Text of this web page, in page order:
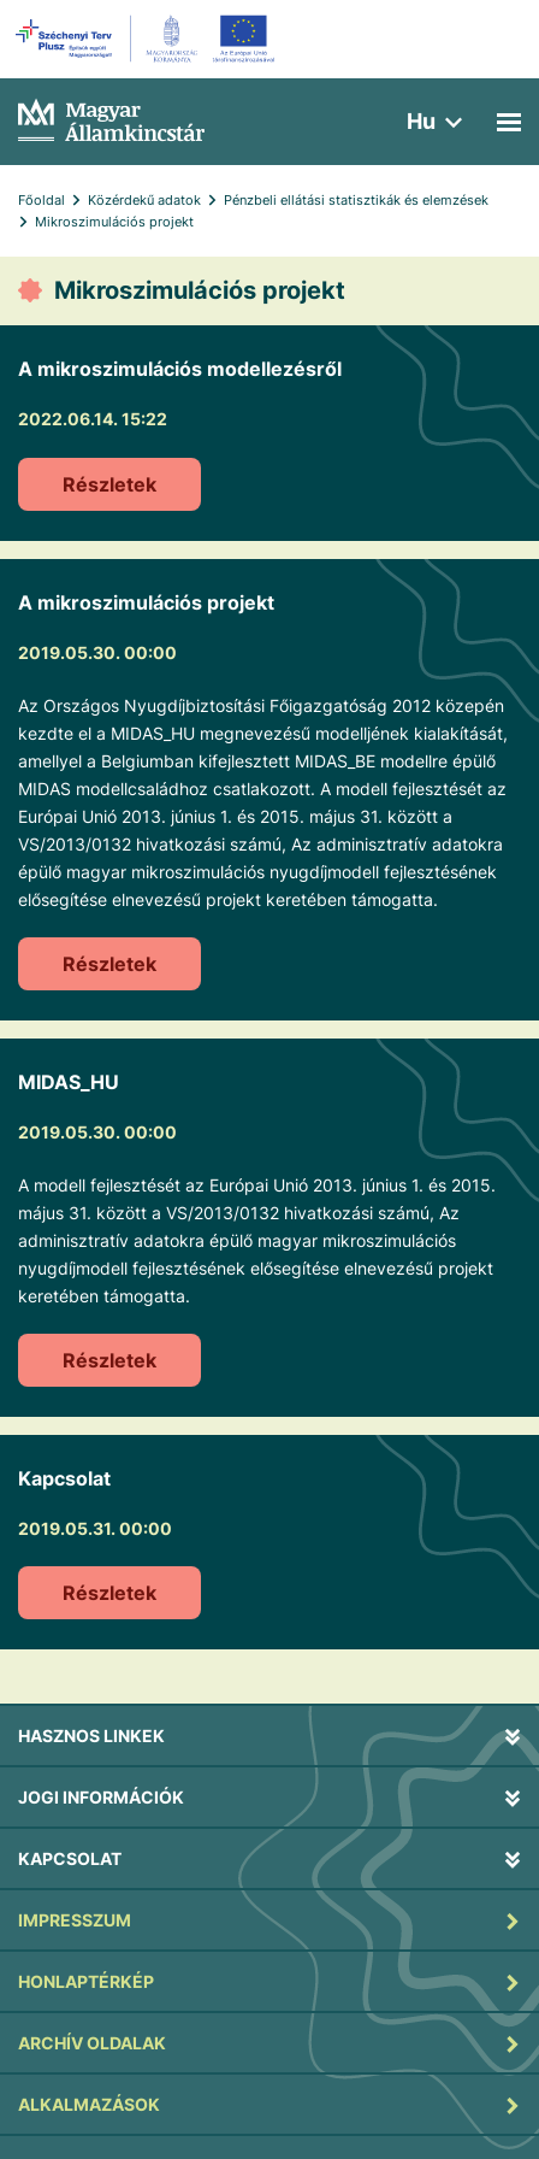
Hu
Főoldal Közérdekű adatok
Pénzbeli ellátási statisztikák és elemzések
Mikroszimulációs projekt
Mikroszimulációs projekt
A mikroszimulációs modellezésről
2022.06.14. 15:22
Részletek
A mikroszimulációs projekt
2019.05.30. 00:00
Az Országos Nyugdíjbiztosítási Főigazgatóság 2012 közepén
kezdte el a MIDAS_HU megnevezésű modelljének kialakítását,
amellyel a Belgiumban kifejlesztett MIDAS_BE modellre épülő
MIDAS modellcsaládhoz csatlakozott. A modell fejlesztését az
Európai Unió 2013. június 1. és 2015. május 31. között a
VS/2013/0132 hivatkozási számú, Az adminisztratív adatokra
épülő magyar mikroszimulációs nyugdíjmodell fejlesztésének
elősegítése elnevezésű projekt keretében támogatta.
Részletek
MIDAS_HU
2019.05.30. 00:00
A modell fejlesztését az Európai Unió 2013. június 1. és 2015.
május 31. között a VS/2013/0132 hivatkozási számú, Az
adminisztratív adatokra épülő magyar mikroszimulációs
nyugdíjmodell fejlesztésének elősegítése elnevezésű projekt
keretében támogatta.
Részletek
Kapcsolat
2019.05.31. 00:00
Részletek
HASZNOS LINKEK
JOGI INFORMÁCIÓK
KAPCSOLAT
IMPRESSZUM
HONLAPTÉRKÉP
ARCHÍV OLDALAK
ALKALMAZÁSOK